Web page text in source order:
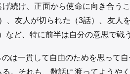
げ続け、正面から使命に向き合う
、友人が切られた（3話）、友人
など、特に前半は自分の意思で戦
は一貫して自由のためを思って
。それも、数話に渡ってようや